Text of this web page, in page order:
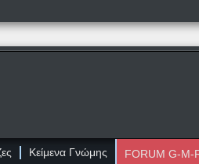
Κείμενα Γνώμης FORUM G-M-